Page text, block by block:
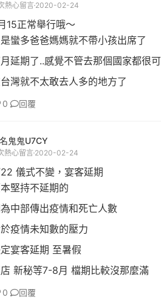
熱心留言2020-02-24
15正常舉行哦～
蠻多爸爸媽媽就不帶小孩出席了
延期了..感覺不管去那個國家都很
灣就不太敢去人多的地方了
0 回覆
鬼鬼U7CY
熱心留言 2020-02-24
儀式不變，宴客延期
堅持不延期的
中部傳出疫情和死亡人數
疫情未知數的壓力
宴客延期 至暑假
新秘等7-8月 檔期比較沒那麼滿
0 回覆